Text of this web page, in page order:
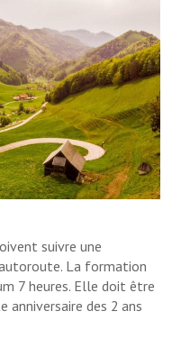
suivre une
La formation
7 heures. Elle doit être
anniversaire des 2 ans